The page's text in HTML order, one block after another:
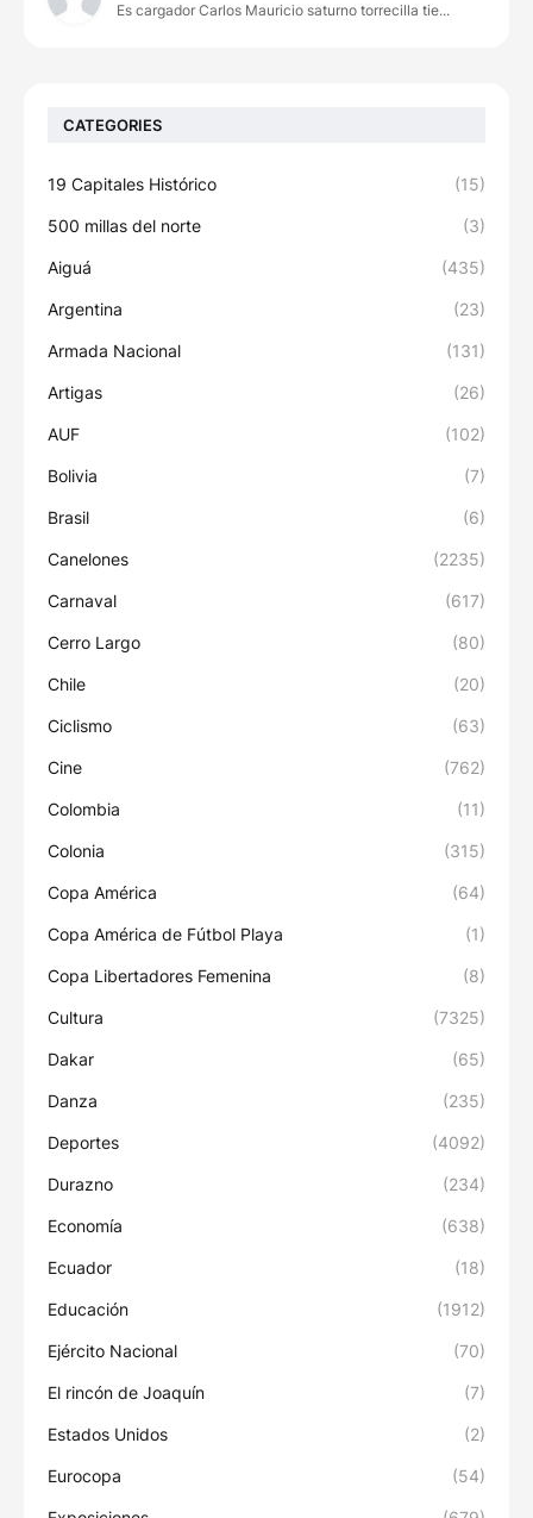
Es cargador Carlos Mauricio saturno torrecilla tie...
CATEGORIES
19 Capitales Histórico (15)
500 millas del norte (3)
Aiguá (435)
Argentina (23)
Armada Nacional (131)
Artigas (26)
AUF (102)
Bolivia (7)
Brasil (6)
Canelones (2235)
Carnaval (617)
Cerro Largo (80)
Chile (20)
Ciclismo (63)
Cine (762)
Colombia (11)
Colonia (315)
Copa América (64)
Copa América de Fútbol Playa (1)
Copa Libertadores Femenina (8)
Cultura (7325)
Dakar (65)
Danza (235)
Deportes (4092)
Durazno (234)
Economía (638)
Ecuador (18)
Educación (1912)
Ejército Nacional (70)
El rincón de Joaquín (7)
Estados Unidos (2)
Eurocopa (54)